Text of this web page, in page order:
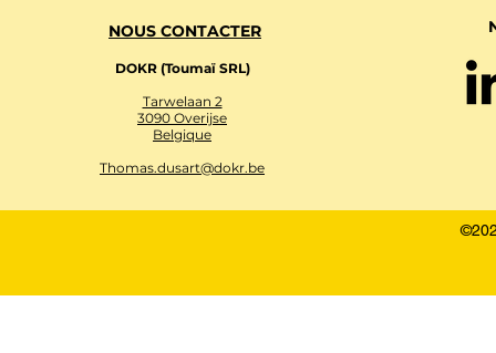
NOUS CONTACTER
DOKR (Toumaï SRL)
Tarwelaan 2
3090 Overijse
Belgique
Thomas.dusart@dokr.be